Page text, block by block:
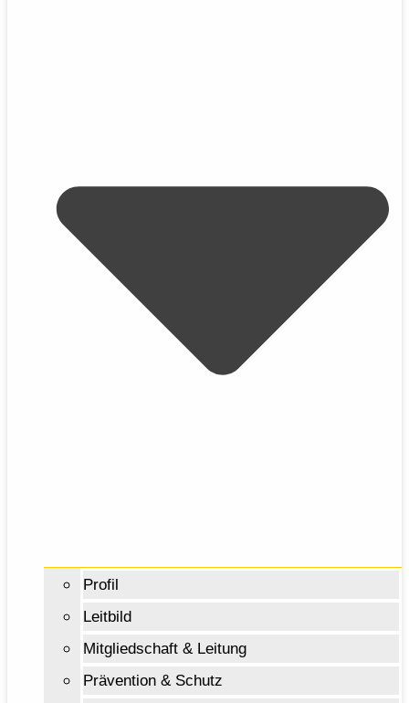
Profil
Leitbild
Mitgliedschaft & Leitung
Prävention & Schutz